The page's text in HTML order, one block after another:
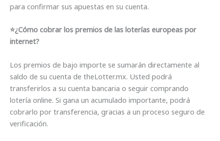
para confirmar sus apuestas en su cuenta.
⭐️¿Cómo cobrar los premios de las loterías europeas por
internet?
Los premios de bajo importe se sumarán directamente al
saldo de su cuenta de theLotter.mx. Usted podrá
transferirlos a su cuenta bancaria o seguir comprando
lotería online. Si gana un acumulado importante, podrá
cobrarlo por transferencia, gracias a un proceso seguro de
verificación.